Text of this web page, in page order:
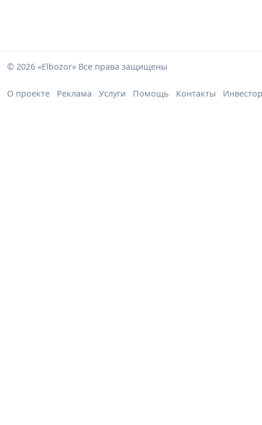
© 2026 «Elbozor» Все права защищены
О проекте Реклама Услуги Помощь Контакты